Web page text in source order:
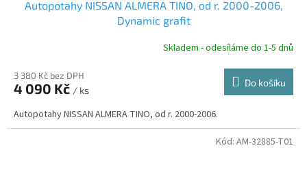
R
Autopotahy NISSAN ALMERA TINO, od r. 2000-2006,
Dynamic grafit
Skladem - odesíláme do 1-5 dnů
3 380 Kč bez DPH
4 090 Kč / ks
Do košíku
Autopotahy NISSAN ALMERA TINO, od r. 2000-2006.
Kód: AM-32885-T01